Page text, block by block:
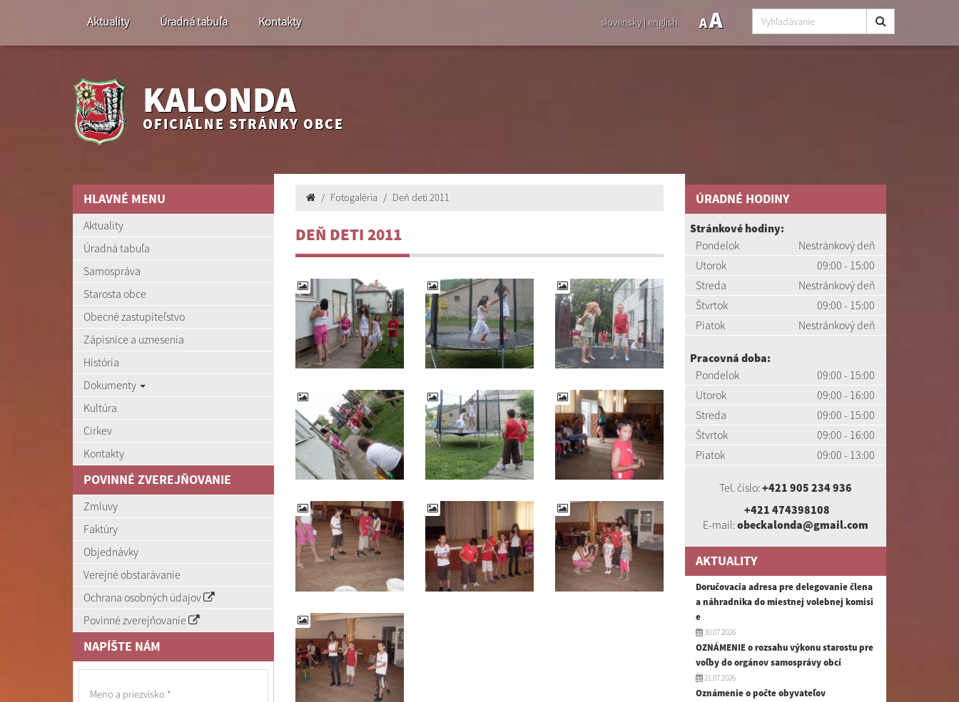
Aktuality Úradná tabuľa Kontakty slovensky|english AA
KALONDA
OFICIÁLNE STRÁNKY OBCE
HLAVNÉ MENU
Aktuality
Úradná tabuľa
Samospráva
Starosta obce
Obecné zastupiteľstvo
Zápisnice a uznesenia
História
Dokumenty
Kultúra
Cirkev
Kontakty
POVINNÉ ZVEREJŇOVANIE
Zmluvy
Faktúry
Objednávky
Verejné obstarávanie
Ochrana osobných údajov
Povinné zverejňovanie
NAPÍŠTE NÁM
Meno a priezvisko *
Fotogaléria Deň deti 2011
DEŇ DETI 2011
ÚRADNÉ HODINY
Stránkové hodiny:
Pondelok
Nestránkový deň
Utorok
09:00 - 15:00
Streda
Nestránkový deň
Štvrtok
09:00 - 15:00
Piatok
Nestránkový deň
Pracovná doba:
Pondelok
09:00 - 15:00
Utorok
09:00 - 16:00
Streda
09:00 - 15:00
Štvrtok
09:00 - 16:00
Piatok
09:00 - 13:00
Tel. číslo:+421 905 234 936
+421 474398108
E-mail:obeckalonda@gmail.com
AKTUALITY
Doručovacia adresa pre delegovanie člena
a náhradnika do miestnej volebnej komisi
e
30.07.2026
OZNÁMENIE o rozsahu výkonu starostu pre
voľby do orgánov samosprávy obcí
21.07.2026
Oznámenie o počte obyvateľov